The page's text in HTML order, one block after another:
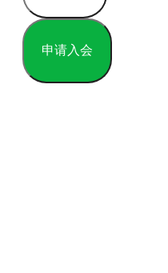
申请入会